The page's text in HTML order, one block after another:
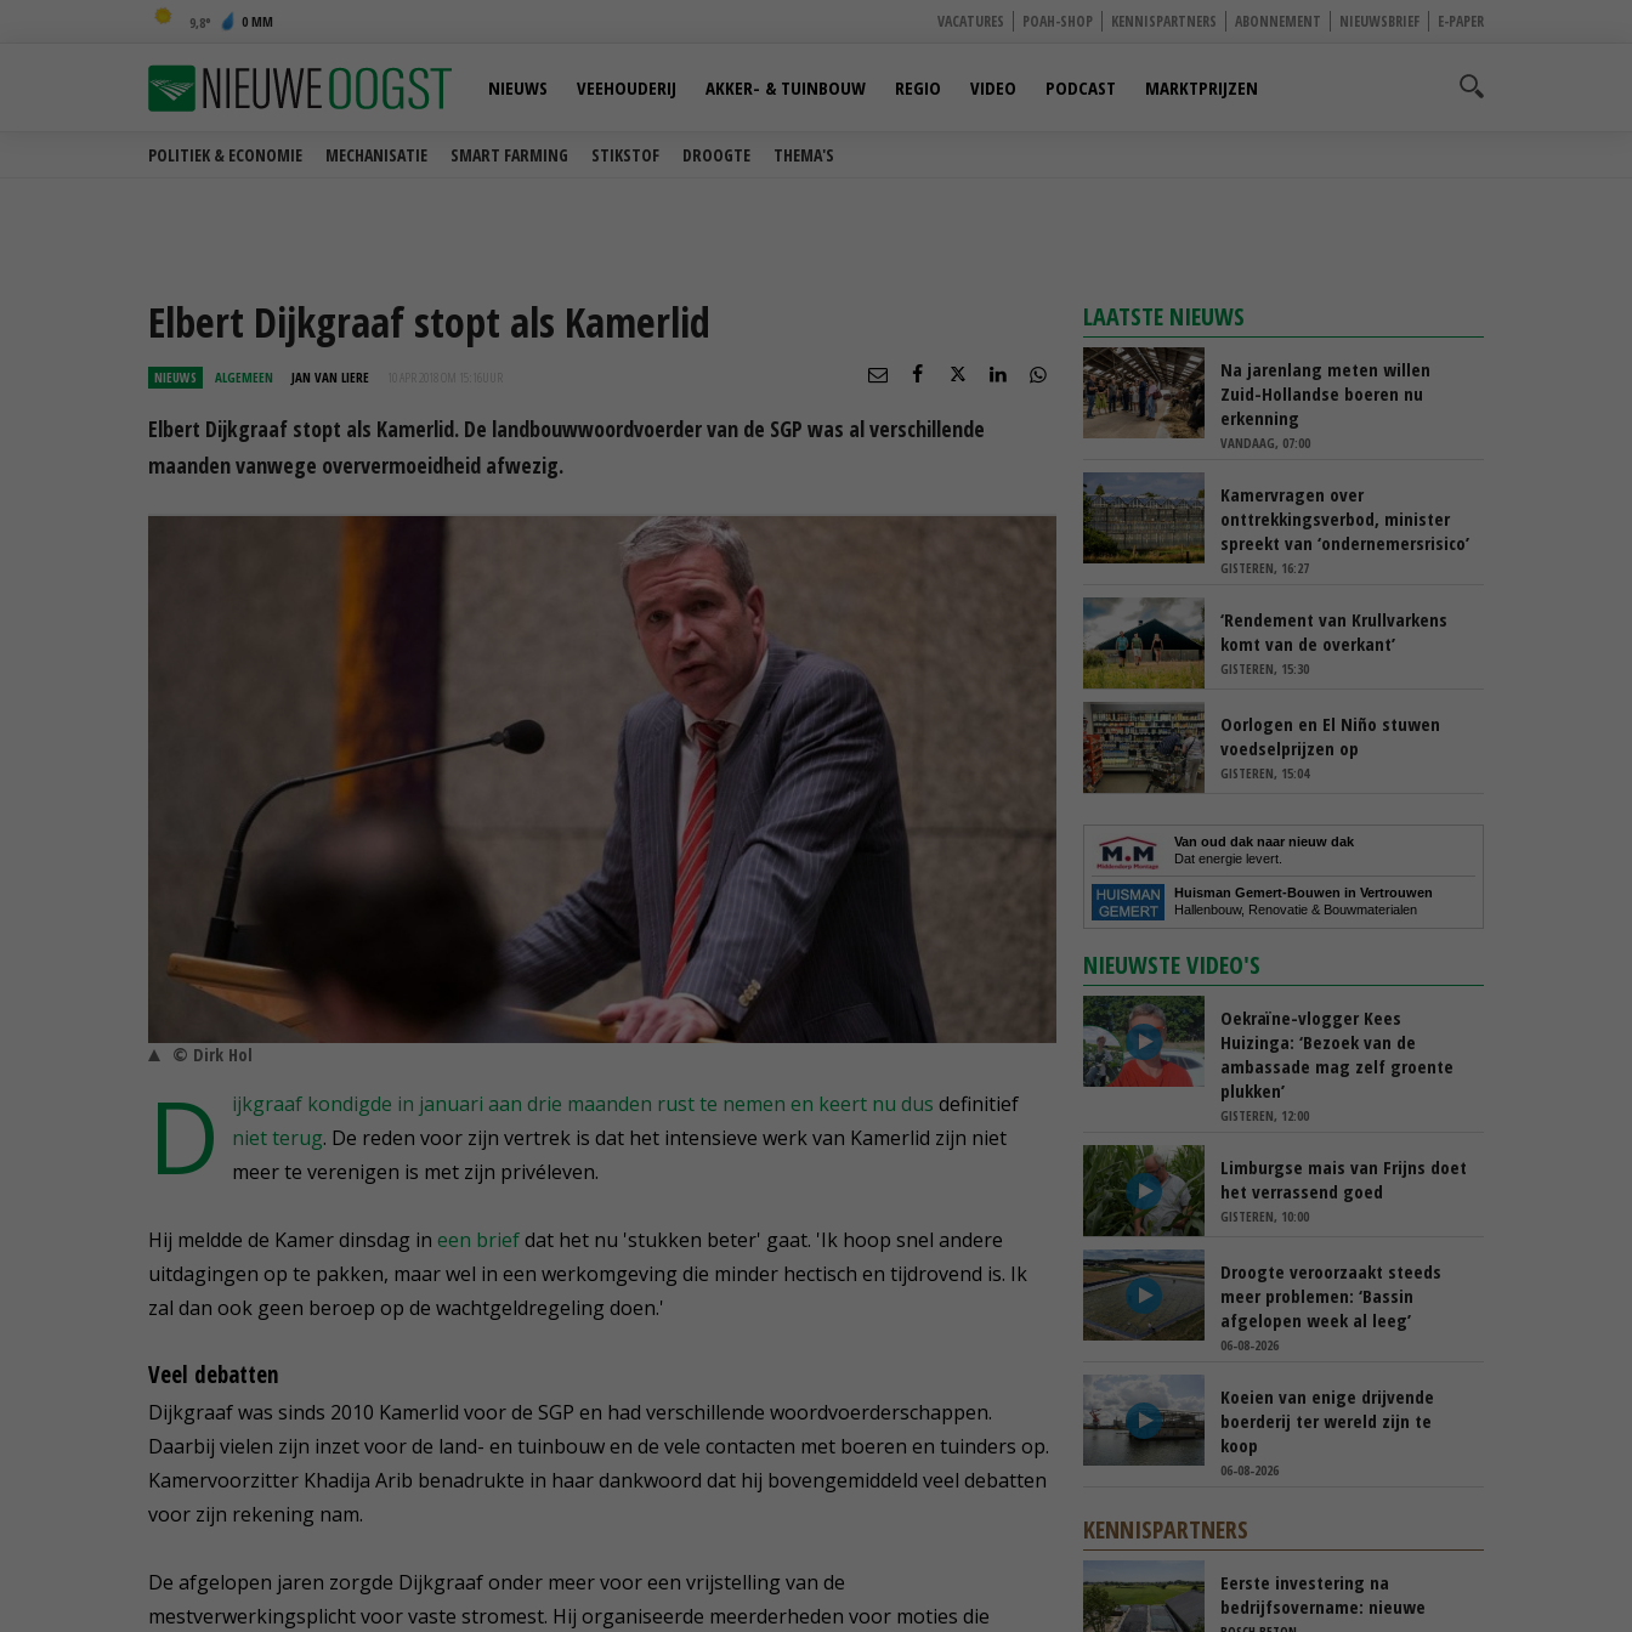
9,8 0 MM VACATURES POAH-SHOP KENNISPARTNERS ABONNEMENT NIEUWSBRIEF E-PAPER
POLITIEK & ECONOMIE MECHANISATIE SMART FARMING STIKSTOF DROOGTE THEMA'S
NIEUWS VEEHOUDERIJ AKKER- & TUINBOUW REGIO VIDEO PODCAST MARKTPRIJZEN
Elbert Dijkgraaf stopt als Kamerlid
NIEUWS ALGEMEEN JAN VAN LIERE 10 APR 2018 OM 15:16
Elbert Dijkgraaf stopt als Kamerlid. De landbouwwoordvoerder van de SGP was al verschillende
maanden vanwege oververmoeidheid afwezig.
© Dirk Hol
D ijkgraaf kondigde in januari aan drie maanden rust te nemen en keert nu dus definitief
niet terug. De reden voor zijn vertrek is dat het intensieve werk van Kamerlid zijn niet
meer te verenigen is met zijn privéleven.
Hij meldde de Kamer dinsdag in een briefdat het nu 'stukken beter' gaat. 'Ik hoop snel andere
uitdagingen op te pakken, maar wel in een werkomgeving die minder hectisch en tijdrovend is. Ik
zal dan ook geen beroep op de wachtgeldregeling doen.'
Veel debatten
Dijkgraaf was sinds 2010 Kamerlid voor de SGP en had verschillende woordvoerderschappen.
Daarbij vielen zijn inzet voor de land- en tuinbouw en de vele contacten met boeren en tuinders op.
Kamervoorzitter Khadija Arib benadrukte in haar dankwoord dat hij bovengemiddeld veel debatten
voor zijn rekening nam.
De afgelopen jaren zorgde Dijkgraaf onder meer voor een vrijstelling van de
mestverwerkingsplicht voor vaste stromest. Hij organiseerde meerderheden voor moties die
LAATSTE NIEUWS
Na jarenlang meten willen
Zuid-Hollandse boeren nu
erkenning
VANDAAG, 07:00
Kamervragen over
onttrekkingsverbod, minister
spreekt van ‘ondernemersrisico’
GISTEREN, 16:27
‘Rendement van Krullvarkens
komt van de overkant’
GISTEREN, 15:30
Oorlogen en El Niño stuwen
voedselprijzen op
GISTEREN, 15:04
Van oud dak naar nieuw dak
Dat energie levert.
Huisman Gemert-Bouwen in Vertrouwen
Hallenbouw, Renovatie & Bouwmaterialen
NIEUWSTE VIDEO'S
Oekraïne-vlogger Kees
Huizinga: ‘Bezoek van de
ambassade mag zelf groente
plukken’
GISTEREN, 12:00
Limburgse mais van Frijns doet
het verrassend goed
GISTEREN, 10:00
Droogte veroorzaakt steeds
meer problemen: ‘Bassin
afgelopen week al leeg’
06-08-2026
Koeien van enige drijvende
boerderij ter wereld zijn te
koop
06-08-2026
KENNISPARTNERS
Eerste investering na
bedrijfsovername: nieuwe